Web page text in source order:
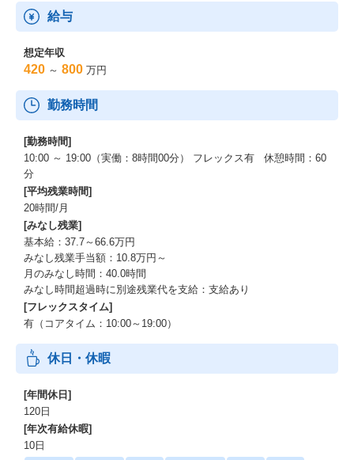
給与
想定年収
420 ～ 800 万円
勤務時間
[勤務時間]
10:00 ～ 19:00（実働：8時間00分） フレックス有 休憩時間：60
分
[平均残業時間]
20時間/月
[みなし残業]
基本給：37.7～66.6万円
みなし残業手当額：10.8万円～
月のみなし時間：40.0時間
みなし時間超過時に別途残業代を支給：支給あり
[フレックスタイム]
有（コアタイム：10:00～19:00）
休日・休暇
[年間休日]
120日
[年次有給休暇]
10日